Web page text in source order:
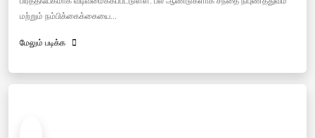
மற்றும் நம்பிக்கைக்கையை...
மேலும் படிக்க